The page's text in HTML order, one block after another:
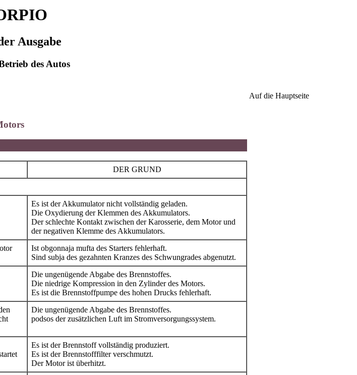
Ausgabe
des Autos
DER GRUND
Es ist der Akkumulator nicht vollständig geladen.
Die Oxydierung der Klemmen des Akkumulators.
Der schlechte Kontakt zwischen der Karosserie, dem Motor und
der negativen Klemme des Akkumulators.
Ist obgonnaja mufta des Starters fehlerhaft.
Sind subja des gezahnten Kranzes des Schwungrades abgenutzt.
Die ungenügende Abgabe des Brennstoffes.
Die niedrige Kompression in den Zylinder des Motors.
Es ist die Brennstoffpumpe des hohen Drucks fehlerhaft.
Die ungenügende Abgabe des Brennstoffes.
podsos der zusätzlichen Luft im Stromversorgungssystem.
Es ist der Brennstoff vollständig produziert.
Es ist der Brennstofffilter verschmutzt.
Der Motor ist überhitzt.
Auf die Hauptseite